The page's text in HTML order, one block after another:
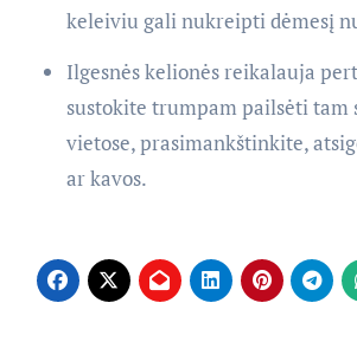
keleiviu gali nukreipti dėmesį
Ilgesnės kelionės reikalauja
sustokite trumpam pailsėti tam
vietose, prasimankštinkite,
ar kavos.